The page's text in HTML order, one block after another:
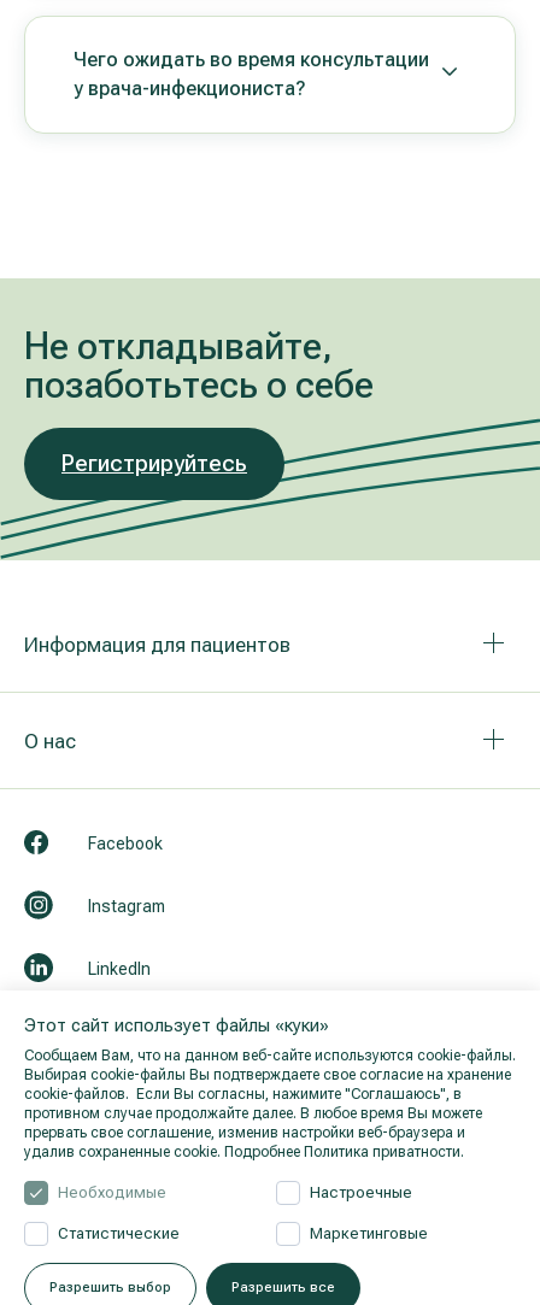
Этот сайт использует файлы «куки»
Сообщаем Вам, что на данном веб-сайте используются cookie-файлы.
Выбирая cookie-файлы Вы подтверждаете свое согласие на хранение
cookie-файлов. Если Вы согласны, нажимите "Cоглашаюсь", в
противном случае продолжайте далее. В любое время Вы можете
прервать свое соглашение, изменив настройки веб-браузера и
удалив сохраненные cookie. Подробнее Политика приватности.
Необходимые Настроечные
Статистические Маркетинговые
Разрешить выбор Разрешить все
Чего ожидать во время консультации
у врача-инфекциониста?
Не откладывайте,
позаботьтесь о себе
Регистрируйтесь
Информация для пациентов
О нас
Facebook
Instagram
LinkedIn
Youtube
© 2026 Hila. Все права защищены. Политика приватности